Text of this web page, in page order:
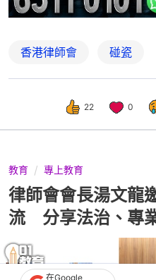
香港律師會 碰瓷
22 0
教育 專上教育
律師會會長湯文龍
流 分享法治、專
在Google